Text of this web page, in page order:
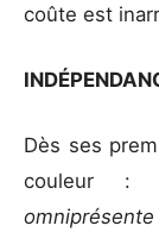
coûte est
Dès ses
couleur